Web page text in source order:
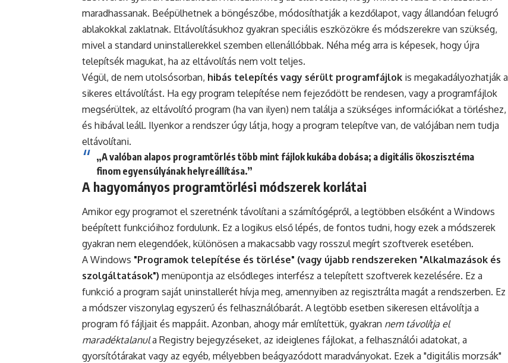
maradhassanak. Beépülhetnek a böngészőbe, módosíthatják a kezdőlapot, vagy állandóan felugró
ablakokkal zaklatnak. Eltávolításukhoz gyakran speciális eszközökre és módszerekre van szükség,
mivel a standard uninstallerekkel szemben ellenállóbbak. Néha még arra is képesek, hogy újra
telepítsék magukat, ha az eltávolítás nem volt teljes.
Végül, de nem utolsósorban, hibás telepítés vagy sérült programfájlok is megakadályozhatják a
sikeres eltávolítást. Ha egy program telepítése nem fejeződött be rendesen, vagy a programfájlok
megsérültek, az eltávolító program (ha van ilyen) nem találja a szükséges információkat a törléshez,
és hibával leáll. Ilyenkor a rendszer úgy látja, hogy a program telepítve van, de valójában nem tudja
eltávolítani.
„A valóban alapos programtörlés több mint fájlok kukába dobása; a digitális ökoszisztéma
finom egyensúlyának helyreállítása.”
A hagyományos programtörlési módszerek korlátai
Amikor egy programot el szeretnénk távolítani a számítógépről, a legtöbben elsőként a Windows
beépített funkcióihoz fordulunk. Ez a logikus első lépés, de fontos tudni, hogy ezek a módszerek
gyakran nem elegendőek, különösen a makacsabb vagy rosszul megírt szoftverek esetében.
A Windows "Programok telepítése és törlése" (vagy újabb rendszereken "Alkalmazások és
szolgáltatások") menüpontja az elsődleges interfész a telepített szoftverek kezelésére. Ez a
funkció a program saját uninstallerét hívja meg, amennyiben az regisztrálta magát a rendszerben. Ez
a módszer viszonylag egyszerű és felhasználóbarát. A legtöbb esetben sikeresen eltávolítja a
program fő fájljait és mappáit. Azonban, ahogy már említettük, gyakran nem távolítja el
maradéktalanula Registry bejegyzéseket, az ideiglenes fájlokat, a felhasználói adatokat, a
gyorsítótárakat vagy az egyéb, mélyebben beágyazódott maradványokat. Ezek a "digitális morzsák"